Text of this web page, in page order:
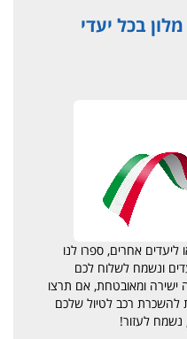
בכל יעדי
ליעדים אחרים, ספרו לנו
ונשמח לשלוח לכם
ישירה ומאובטחת, אם תרצו
להשכרת רכב לטיול שלכם
נשמח לעזור!